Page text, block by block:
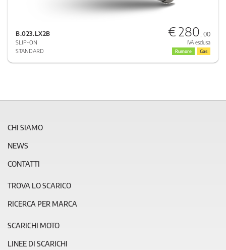
B.023.LX2B
SLIP-ON
STANDARD
€ 280 , 00
IVA esclusa
Rumore Gas
CHI SIAMO
NEWS
CONTATTI
TROVA LO SCARICO
RICERCA PER MARCA
SCARICHI MOTO
LINEE DI SCARICHI